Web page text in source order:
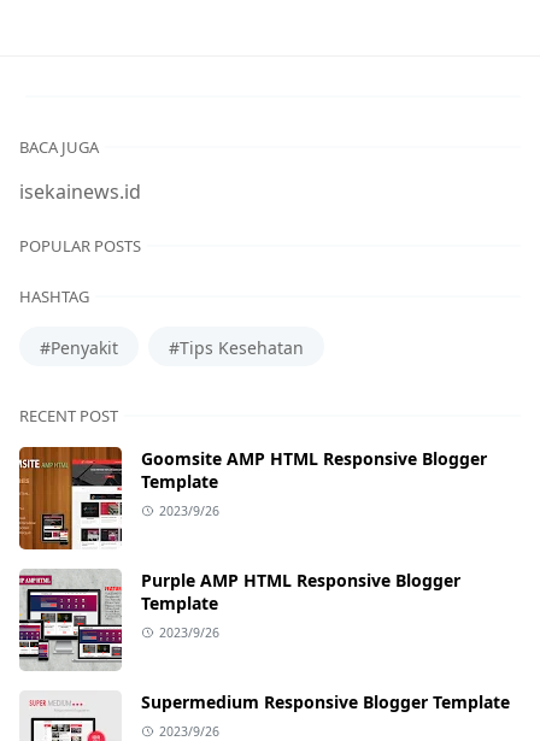
BACA JUGA
isekainews.id
POPULAR POSTS
HASHTAG
#Penyakit #Tips Kesehatan
RECENT POST
Goomsite AMP HTML Responsive Blogger
Template
2023/9/26
Purple AMP HTML Responsive Blogger
Template
2023/9/26
Supermedium Responsive Blogger Template
2023/9/26